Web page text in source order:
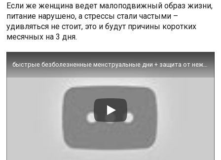
Если же женщина ведет малоподвижный образ жизни,
питание нарушено, а стрессы стали частыми –
удивляться не стоит, это и будут причины коротких
месячных на 3 дня.